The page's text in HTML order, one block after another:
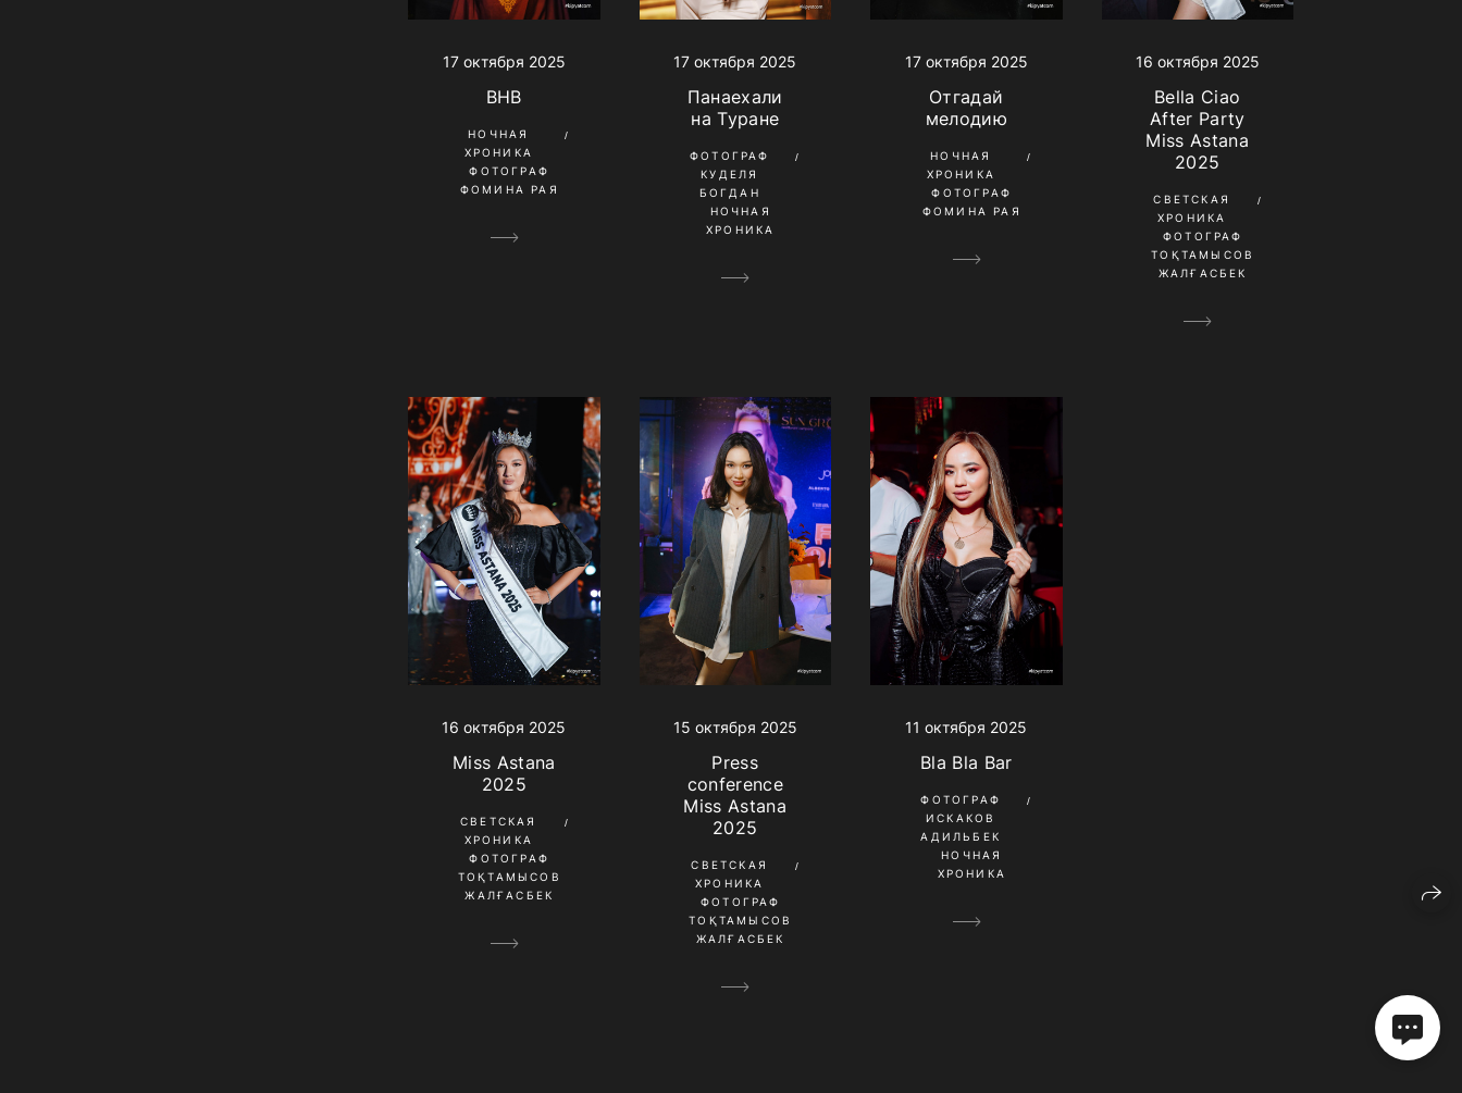
17 октября 2025
BHB
НОЧНАЯ
ХРОНИКА
ФОТОГРАФ
ФОМИНА РАЯ
17 октября 2025
Панаехали
на Туране
ФОТОГРАФ
КУДЕЛЯ
БОГДАН
НОЧНАЯ
ХРОНИКА
17 октября 2025
Отгадай
мелодию
НОЧНАЯ
ХРОНИКА
ФОТОГРАФ
ФОМИНА РАЯ
16 октября 2025
Bella Ciao
After Party
Miss Astana
2025
СВЕТСКАЯ
ХРОНИКА
ФОТОГРАФ
ТОҚТАМЫСОВ
ЖАЛҒАСБЕК
16 октября 2025
Miss Astana
2025
СВЕТСКАЯ
ХРОНИКА
ФОТОГРАФ
ТОҚТАМЫСОВ
ЖАЛҒАСБЕК
15 октября 2025
Press
conference
Miss Astana
2025
СВЕТСКАЯ
ХРОНИКА
ФОТОГРАФ
ТОҚТАМЫСОВ
ЖАЛҒАСБЕК
11 октября 2025
Bla Bla Bar
ФОТОГРАФ
ИСКАКОВ
АДИЛЬБЕК
НОЧНАЯ
ХРОНИКА